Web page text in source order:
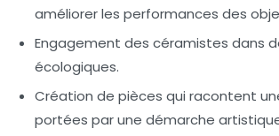
améliorer les performances des
Engagement des céramistes dans
écologiques.
Création de pièces qui racontent
portées par une démarche